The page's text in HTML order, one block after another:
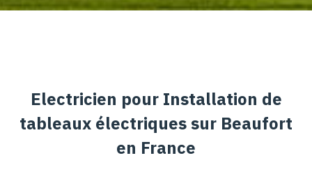
Electricien pour Installation de
tableaux électriques sur Beaufort
en France